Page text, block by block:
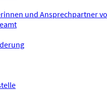
und Ansprechpartner